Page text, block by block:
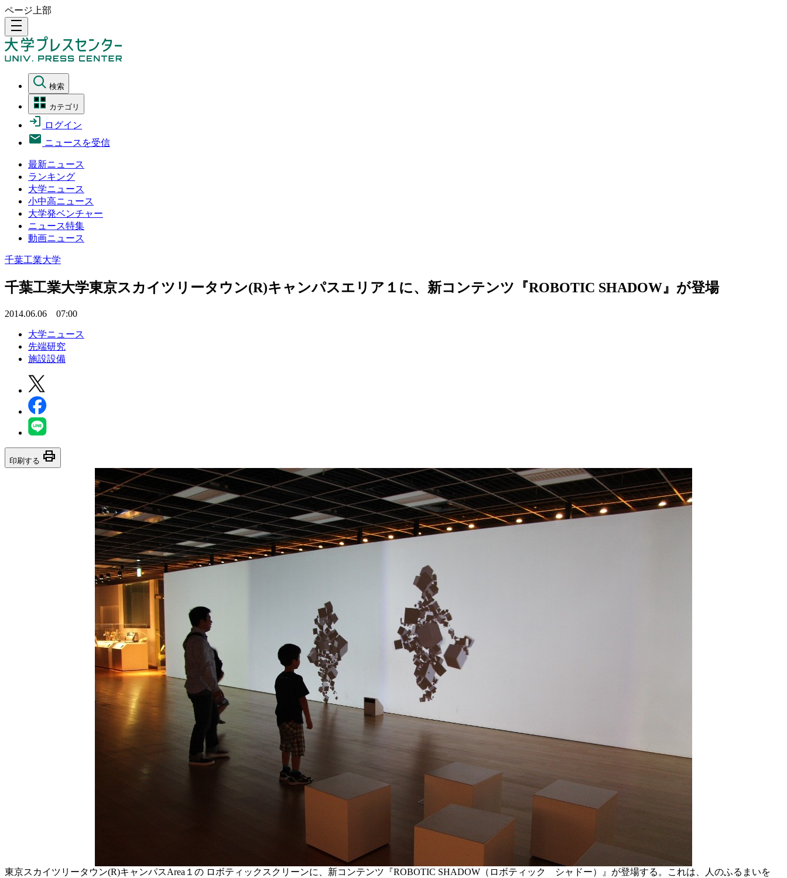
ページ上部
density_medium
検索
カテゴリ
ログイン
ニュースを受信
最新ニュース
ランキング
大学ニュース
小中高ニュース
大学発ベンチャー
ニュース特集
動画ニュース
千葉工業大学
千葉工業大学東京スカイツリータウン(R)キャンパスエリア１に、新コンテンツ『ROBOTIC SHADOW』が登場
2014.06.06 07:00
大学ニュース
先端研究
施設設備
印刷する print
東京スカイツリータウン(R)キャンパスArea１の ロボティックスクリーンに、新コンテンツ『ROBOTIC SHADOW（ロボティック シャドー）』が登場する。これは、人のふるまいを